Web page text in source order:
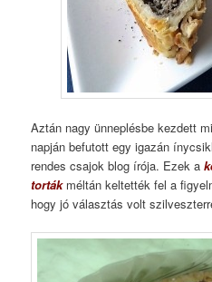
Aztán nagy ünneplésbe kezdett
napján befutott egy igazán
rendes csajok blog írója. Ezek a
tortákméltán keltették fel a
hogy jó választás volt